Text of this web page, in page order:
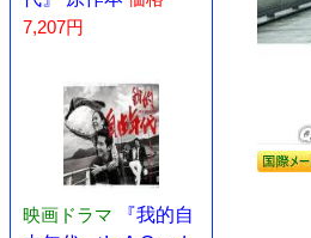
7,207円
映画ドラマ
『我的自